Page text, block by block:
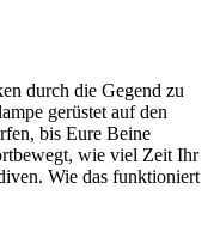
durch die Gegend zu
gerüstet auf den
bis Eure Beine
wie viel Zeit Ihr
Wie das funktioniert